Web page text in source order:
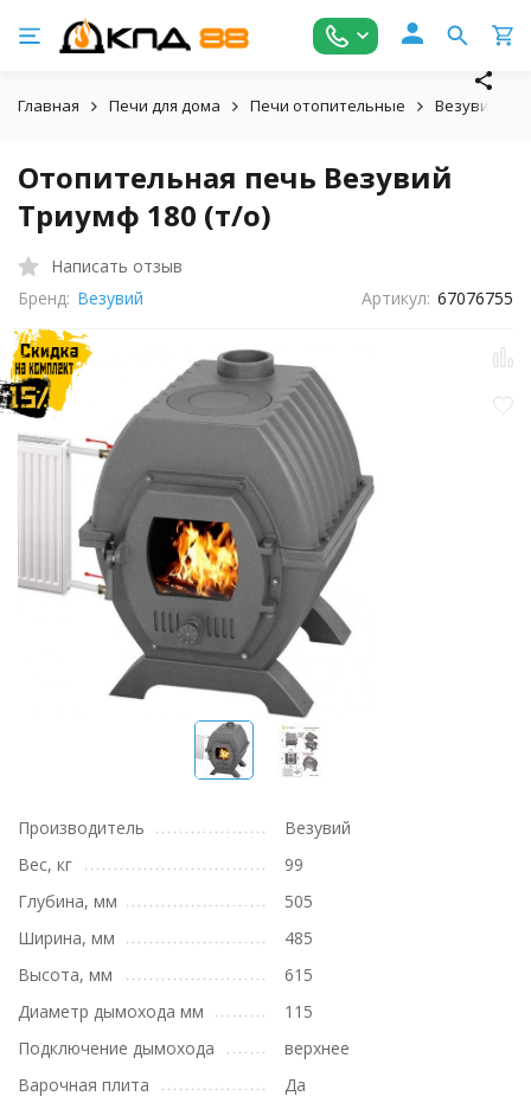
Главная Печи для дома Печи отопительные Везувий
Отопительная печь Везувий
Триумф 180 (т/о)
Написать отзыв
Бренд: Везувий Артикул: 67076755
Производитель
Везувий
Вес, кг
99
Глубина, мм
505
Ширина, мм
485
Высота, мм
615
Диаметр дымохода мм
115
Подключение дымохода
верхнее
Варочная плита
Да